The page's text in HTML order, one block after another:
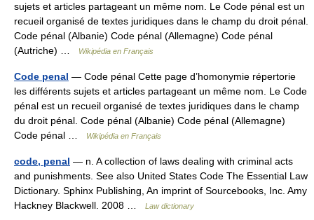
sujets et articles partageant un même nom. Le Code pénal est un
recueil organisé de textes juridiques dans le champ du droit pénal.
Code pénal (Albanie) Code pénal (Allemagne) Code pénal
(Autriche) …
Wikipédia en Français
Code penal — Code pénal Cette page d’homonymie répertorie
les différents sujets et articles partageant un même nom. Le Code
pénal est un recueil organisé de textes juridiques dans le champ
du droit pénal. Code pénal (Albanie) Code pénal (Allemagne)
Code pénal …
Wikipédia en Français
code, penal — n. A collection of laws dealing with criminal acts
and punishments. See also United States Code The Essential Law
Dictionary. Sphinx Publishing, An imprint of Sourcebooks, Inc. Amy
Hackney Blackwell. 2008 …
Law dictionary